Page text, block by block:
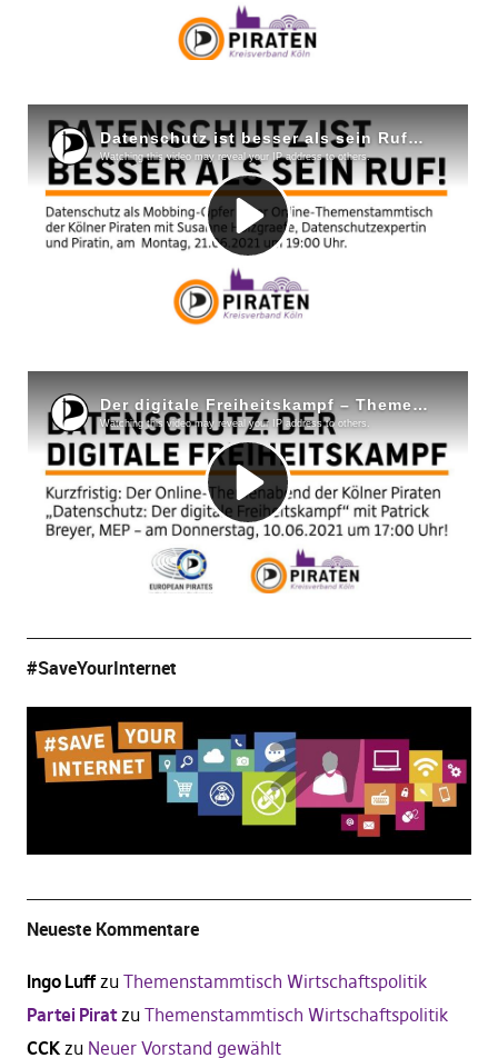
#SaveYourInternet
Neueste Kommentare
Ingo Luffzu Themenstammtisch Wirtschaftspolitik
Partei Piratzu Themenstammtisch Wirtschaftspolitik
CCKzu Neuer Vorstand gewählt